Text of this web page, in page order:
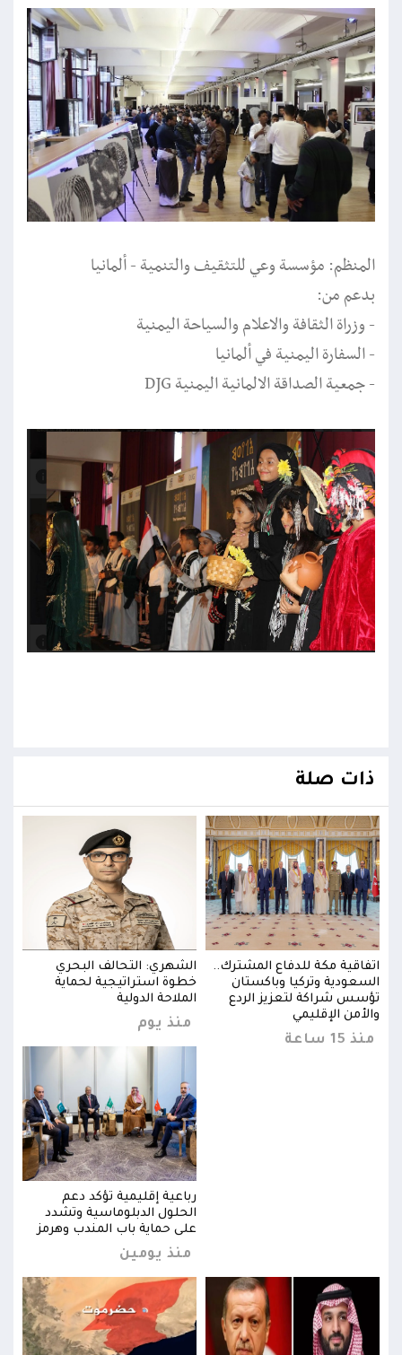
المنظم: مؤسسة وعي للتثقيف والتنمية - ألمانيا
بدعم من:
- وزراة الثقافة والاعلام والسياحة اليمنية
- السفارة اليمنية في ألمانيا
- جمعية الصداقة الالمانية اليمنية DJG
ذات صلة
اتفاقية مكة للدفاع المشترك..
السعودية وتركيا وباكستان
تؤسس شراكة لتعزيز الردع
والأمن الإقليمي
منذ 15 ساعة
الشهري: التحالف البحري
خطوة استراتيجية لحماية
الملاحة الدولية
منذ يوم
رباعية إقليمية تؤكد دعم
الحلول الدبلوماسية وتشدد
على حماية باب المندب وهرمز
منذ يومين